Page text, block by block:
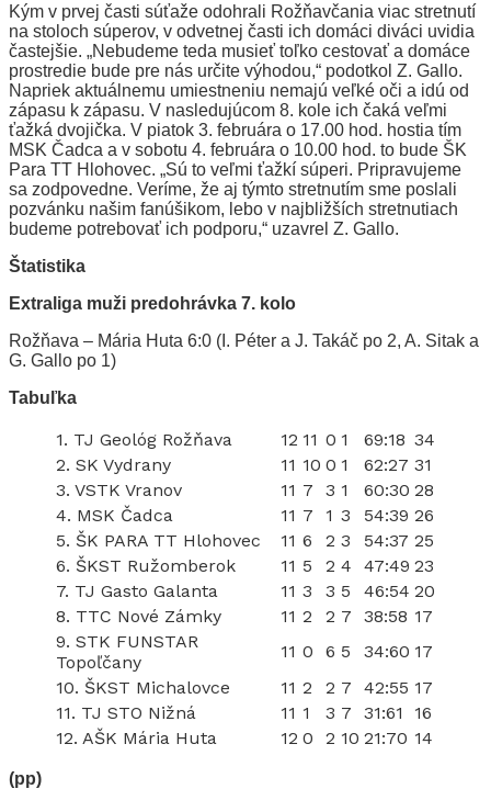
Kým v prvej časti súťaže odohrali Rožňavčania viac stretnutí
na stoloch súperov, v odvetnej časti ich domáci diváci uvidia
častejšie. „Nebudeme teda musieť toľko cestovať a domáce
prostredie bude pre nás určite výhodou,“ podotkol Z. Gallo.
Napriek aktuálnemu umiestneniu nemajú veľké oči a idú od
zápasu k zápasu. V nasledujúcom 8. kole ich čaká veľmi
ťažká dvojička. V piatok 3. februára o 17.00 hod. hostia tím
MSK Čadca a v sobotu 4. februára o 10.00 hod. to bude ŠK
Para TT Hlohovec. „Sú to veľmi ťažkí súperi. Pripravujeme
sa zodpovedne. Veríme, že aj týmto stretnutím sme poslali
pozvánku našim fanúšikom, lebo v najbližších stretnutiach
budeme potrebovať ich podporu,“ uzavrel Z. Gallo.
Štatistika
Extraliga muži predohrávka 7. kolo
Rožňava – Mária Huta 6:0 (I. Péter a J. Takáč po 2, A. Sitak a
G. Gallo po 1)
Tabuľka
1. TJ Geológ Rožňava 12 11 0 1 69:18 34
2. SK Vydrany
11 10 0 1 62:27 31
3. VSTK Vranov
11 7 3 1 60:30 28
4. MSK Čadca
11 7 1 3 54:39 26
5. ŠK PARA TT Hlohovec
11 6 2 3 54:37 25
6. ŠKST Ružomberok
11 5 2 4 47:49 23
7. TJ Gasto Galanta
11 3 3 5 46:54 20
8. TTC Nové Zámky
11 2 2 7 38:58 17
9. STK FUNSTAR
Topoľčany
11 0 6 5 34:60 17
10. ŠKST Michalovce
11 2 2 7 42:55 17
11. TJ STO Nižná
11 1 3 7 31:61
16
12. AŠK Mária Huta
12 0 2 10 21:70 14
(pp)